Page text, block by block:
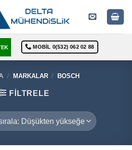
MOBIL 0(532) 062 02 88
/ MARKALAR / BOSCH
FILTRELE